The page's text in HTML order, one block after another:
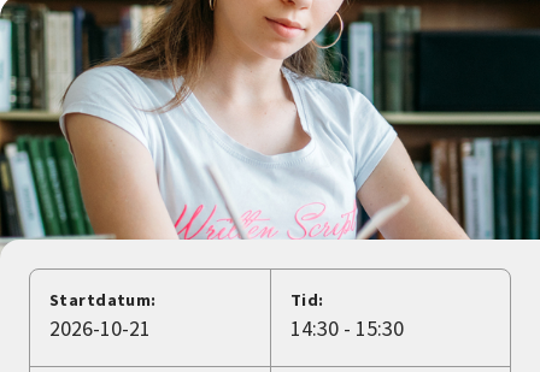
Cirkelledare
Nyheter
Avdelningar
Lyssna
Startdatum:
2026-10-21
Tid:
14:30 - 15:30